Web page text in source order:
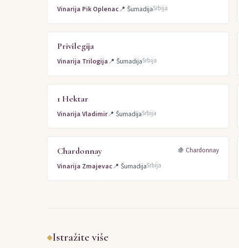
Vinarija Pik Oplenac📍 ŠumadijaSrbija
Privilegija
Vinarija Trilogija📍 ŠumadijaSrbija
1 Hektar
Vinarija Vladimir📍 ŠumadijaSrbija
Chardonnay 🍇Chardonnay
Vinarija Zmajevac📍 ŠumadijaSrbija
◆Istražite više